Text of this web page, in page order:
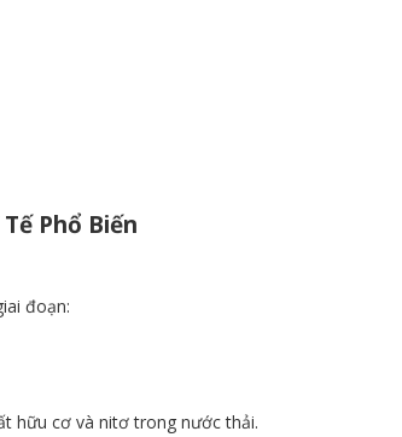
Phổ Biến
đoạn:
hữu cơ và nitơ trong nước thải.